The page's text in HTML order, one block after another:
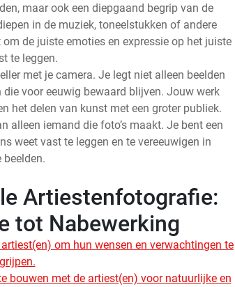
maar ook een diepgaand begrip van de
in de muziek, toneelstukken of andere
de juiste emoties en expressie op het juiste
te leggen.
met je camera. Je legt niet alleen beelden
voor eeuwig bewaard blijven. Jouw werk
het delen van kunst met een groter publiek.
alleen iemand die foto’s maakt. Je bent een
weet vast te leggen en te vereeuwigen in
beelden.
Artiestenfotografie:
tot Nabewerking
om hun wensen en verwachtingen te
bouwen met de artiest(en) voor natuurlijke en